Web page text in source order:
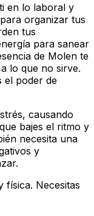
en lo laboral y
organizar tus
tus
para sanear
de Molen te
lo que no sirve.
el poder de
causando
bajes el ritmo y
necesita una
y
física. Necesitas